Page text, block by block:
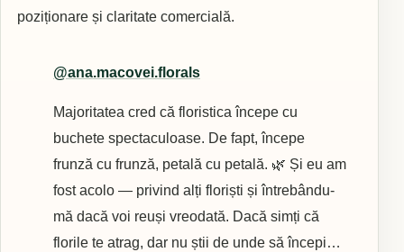
poziționare și claritate comercială.
@ana.macovei.florals
Majoritatea cred că floristica începe cu
buchete spectaculoase. De fapt, începe
frunză cu frunză, petală cu petală. 🌿 Și eu am
fost acolo — privind alți floriști și întrebându-
mă dacă voi reuși vreodată. Dacă simți că
florile te atrag, dar nu știi de unde să începi…